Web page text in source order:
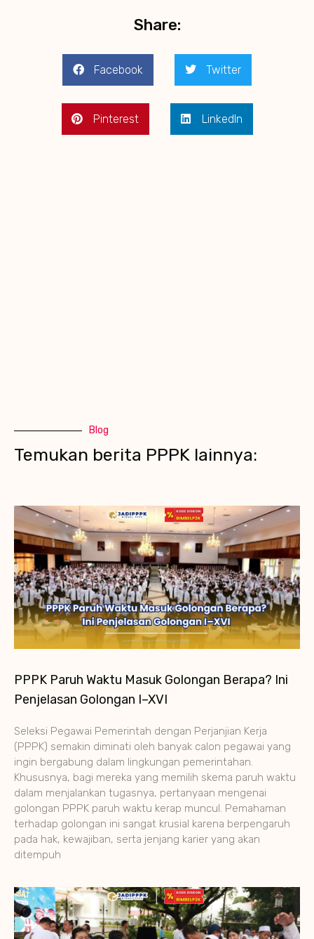
Share:
Facebook Twitter
Pinterest LinkedIn
Blog
Temukan berita PPPK lainnya:
PPPK Paruh Waktu Masuk Golongan Berapa? Ini
Penjelasan Golongan I–XVI
Seleksi Pegawai Pemerintah dengan Perjanjian Kerja
(PPPK) semakin diminati oleh banyak calon pegawai yang
ingin bergabung dalam lingkungan pemerintahan.
Khususnya, bagi mereka yang memilih skema paruh waktu
dalam menjalankan tugasnya, pertanyaan mengenai
golongan PPPK paruh waktu kerap muncul. Pemahaman
terhadap golongan ini sangat krusial karena berpengaruh
pada hak, kewajiban, serta jenjang karier yang akan
ditempuh